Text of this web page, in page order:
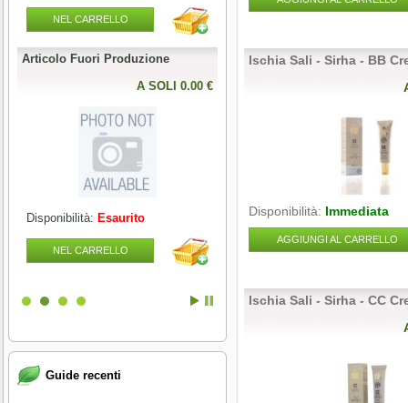
NEL CARRELLO
Articolo Fuori Produzione
A SOLI 0.00 €
Disponibilità: Esaurito
NEL CARRELLO
Articolo Fuori Produzione
A SOLI 0.00
Disponibilità:Esaurito
NEL CARRELLO
Guide recenti
Ischia Sali - Sirha - BB
Disponibilità: Immediata
AGGIUNGI AL CARRELLO
Ischia Sali - Sirha - CC